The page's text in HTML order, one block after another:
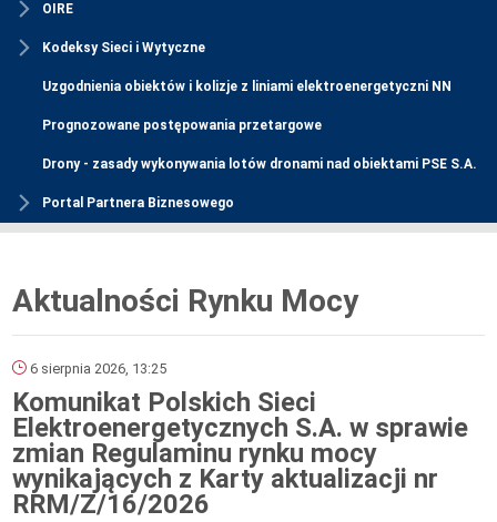
OIRE
Kodeksy Sieci i Wytyczne
Uzgodnienia obiektów i kolizje z liniami elektroenergetyczni NN
Prognozowane postępowania przetargowe
Drony - zasady wykonywania lotów dronami nad obiektami PSE S.A.
Portal Partnera Biznesowego
Aktualności Rynku Mocy
6 sierpnia 2026, 13:25
Komunikat Polskich Sieci
Elektroenergetycznych S.A. w sprawie
zmian Regulaminu rynku mocy
wynikających z Karty aktualizacji nr
RRM/Z/16/2026